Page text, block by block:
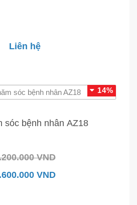
Liên hệ
14%
sóc bệnh nhân AZ18
VND
VND